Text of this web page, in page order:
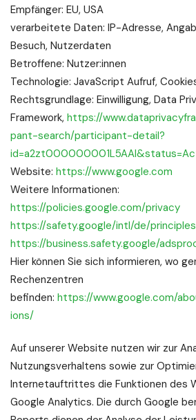
Empfänger: EU, USA
verarbeitete Daten: IP-Adresse,
Besuch, Nutzerdaten
Betroffene: Nutzer:innen
Technologie: JavaScript Aufruf,
Rechtsgrundlage: Einwilligung, Data
Framework, https://
pant-search/participant-detail?
Website: https://www.google.com
Weitere Informationen:
https://policies.google.com/privacy
https://safety.google/intl/de/
https://business.safety.google/
Hier können Sie sich informieren, wo
Rechenzentren
befinden: https://www.google.com/
ions/
Auf unserer Website nutzen wir zur
Nutzungsverhaltens sowie zur
Internetauftrittes die Funktionen des
Google Analytics. Die durch Google